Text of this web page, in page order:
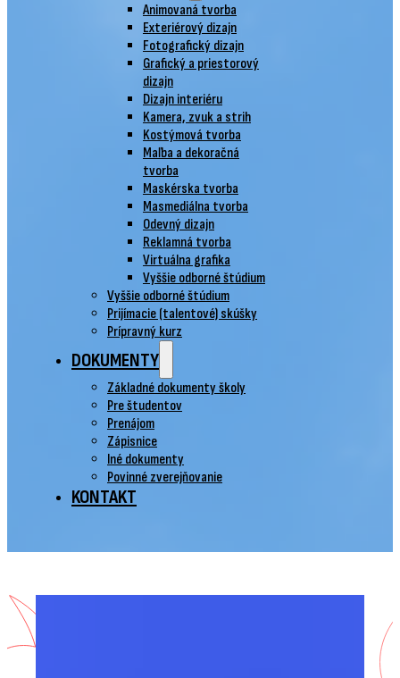
Animovaná tvorba
Exteriérový dizajn
Fotografický dizajn
Grafický a priestorový
dizajn
Dizajn interiéru
Kamera, zvuk a strih
Kostýmová tvorba
Maľba a dekoračná
tvorba
Maskérska tvorba
Masmediálna tvorba
Odevný dizajn
Reklamná tvorba
Virtuálna grafika
Vyššie odborné štúdium
Vyššie odborné štúdium
Prijímacie (talentové) skúšky
Prípravný kurz
DOKUMENTY
Základné dokumenty školy
Pre študentov
Prenájom
Zápisnice
Iné dokumenty
Povinné zverejňovanie
KONTAKT